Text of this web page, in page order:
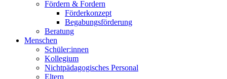
Fördern & Fordern
Förderkonzept
Begabungsförderung
Beratung
Menschen
Schüler:innen
Kollegium
Nichtpädagogisches Personal
Eltern